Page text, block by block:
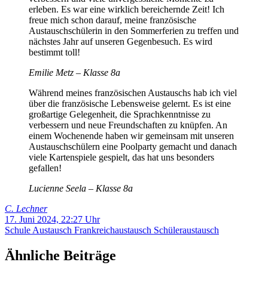
erleben. Es war eine wirklich bereichernde Zeit! Ich
freue mich schon darauf, meine französische
Austauschschülerin in den Sommerferien zu treffen und
nächstes Jahr auf unseren Gegenbesuch. Es wird
bestimmt toll!
Emilie Metz – Klasse 8a
Während meines französischen Austauschs hab ich viel
über die französische Lebensweise gelernt. Es ist eine
großartige Gelegenheit, die Sprachkenntnisse zu
verbessern und neue Freundschaften zu knüpfen. An
einem Wochenende haben wir gemeinsam mit unseren
Austauschschülern eine Poolparty gemacht und danach
viele Kartenspiele gespielt, das hat uns besonders
gefallen!
Lucienne Seela – Klasse 8a
C. Lechner
17. Juni 2024, 22:27 Uhr
Schule Austausch Frankreichaustausch Schüleraustausch
Ähnliche Beiträge